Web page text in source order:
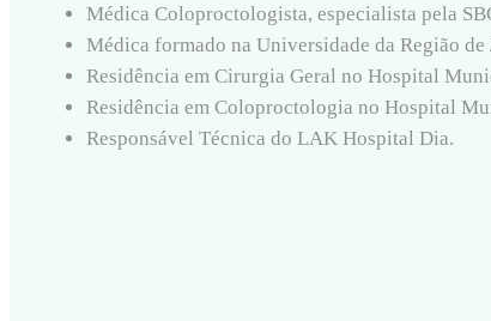
Médica Coloproctologista, especialista pela
Médica formado na Universidade da Região
Residência em Cirurgia Geral no Hospital
Residência em Coloproctologia no Hospital
Responsável Técnica do LAK Hospital Dia.